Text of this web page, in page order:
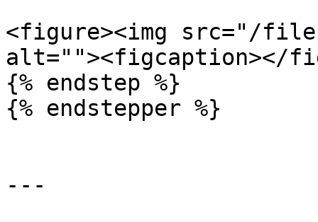
<figure><img src="/files/
alt=""><figcaption></
{% endstep %}
{% endstepper %}
---